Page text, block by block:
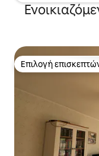
Επιλογή
Επιλογή